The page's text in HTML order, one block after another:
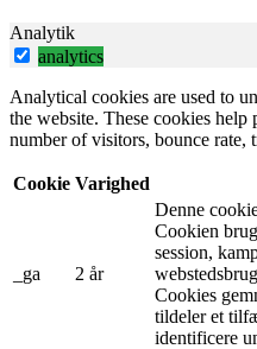
Analytik
analytics
Analytical cookies are used to
the website. These cookies
number of visitors, bounce rate,
Cookie Varighed
_ga 2 år
Denne
Cookien
session,
Cookies
tildeler et
identificere